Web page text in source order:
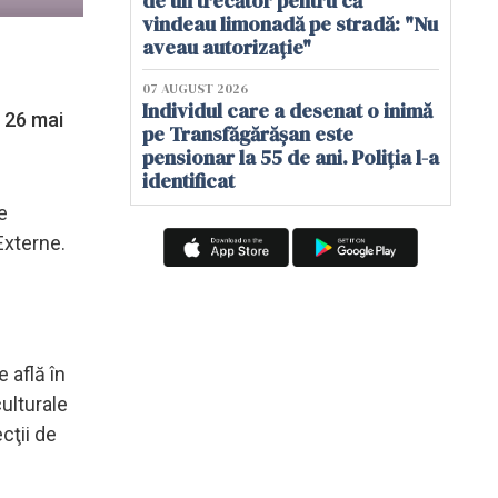
mai
află în
de
vindeau limonadă pe stradă: "Nu
aveau autorizație"
07 AUGUST 2026
Individul care a desenat o inimă
pe Transfăgărășan este
pensionar la 55 de ani. Poliția l-a
identificat